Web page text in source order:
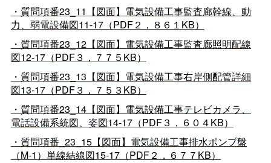
・質問項番23_11【図面】電気設備工事監査廊幹線、動
力、弱電設備図11-17（PDF２，８６１KB）
・質問項番23_12【図面】電気設備工事監査廊照明配線
図12-17（PDF３，７７５KB）
・質問項番23_13【図面】電気設備工事右岸側配管詳細
図13-17（PDF３，７５３KB）
・質問項番23_14【図面】電気設備工事テレビカメラ、
電話設備系統図、姿図14-17（PDF３，６０４KB）
・質問項番_23_15【図面】電気設備工事排水ポンプ盤
（M-1）単線結線図15-17（PDF２，６７７KB）